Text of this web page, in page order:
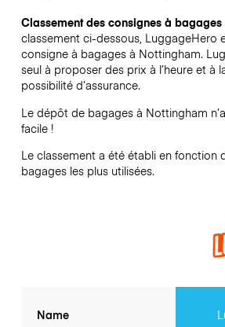
Classement des consignes à bagages
classement ci-dessous, LuggageHero
consigne à bagages à Nottingham.
seul à proposer des prix à l’heure et à
possibilité d’assurance.
Le dépôt de bagages à Nottingham
facile !
Le classement a été établi en fonction
bagages les plus utilisées.
Name